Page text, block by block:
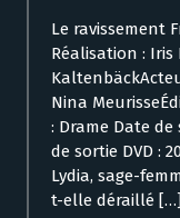
Le ravissement
Réalisation : Iris
Nina
: Drame Date de
de sortie DVD :
Lydia, sage-
t-elle déraillé […]